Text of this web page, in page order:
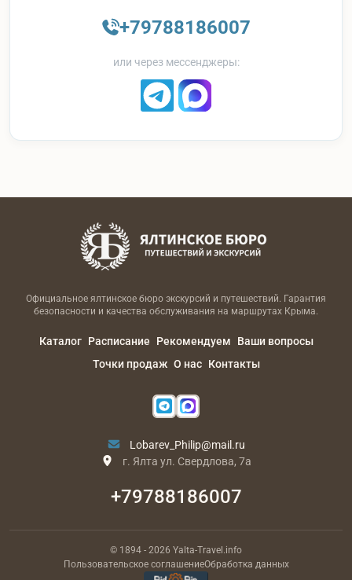
+79788186007
или через мессенджеры:
Официальное ялтинское бюро экскурсий и путешествий. Гарантия
безопасности и качества обслуживания на маршрутах Крыма.
Каталог Расписание Рекомендуем
Ваши вопросы
Точки продаж О нас Контакты
Lobarev_Philip@mail.ru
г. Ялта ул. Свердлова, 7а
+79788186007
© 1894 - 2026 Yalta-Travel.info
Пользовательское соглашениеОбработка данных